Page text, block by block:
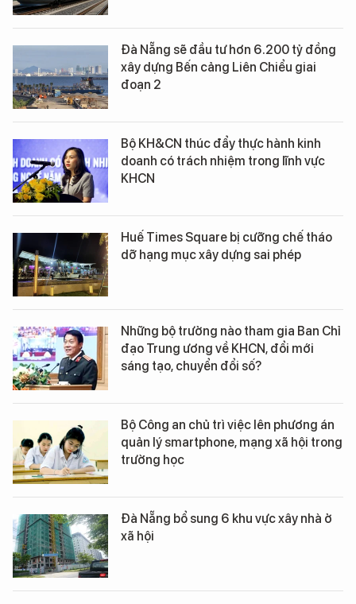
Đà Nẵng sẽ đầu tư hơn 6.200 tỷ đồng
xây dựng Bến cảng Liên Chiểu giai
đoạn 2
Bộ KH&CN thúc đẩy thực hành kinh
doanh có trách nhiệm trong lĩnh vực
KHCN
Huế Times Square bị cưỡng chế tháo
dỡ hạng mục xây dựng sai phép
Những bộ trưởng nào tham gia Ban Chỉ
đạo Trung ương về KHCN, đổi mới
sáng tạo, chuyển đổi số?
Bộ Công an chủ trì việc lên phương án
quản lý smartphone, mạng xã hội trong
trường học
Đà Nẵng bổ sung 6 khu vực xây nhà ở
xã hội